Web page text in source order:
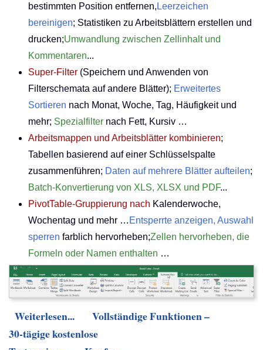
bestimmten Position entfernen, Leerzeichen
bereinigen; Statistiken zu Arbeitsblättern erstellen und
drucken;Umwandlung zwischen Zellinhalt und
Kommentaren...
Super-Filter (Speichern und Anwenden von
Filterschemata auf andere Blätter); Erweitertes
Sortieren nach Monat, Woche, Tag, Häufigkeit und
mehr; Spezialfilter nach Fett, Kursiv …
Arbeitsmappen und Arbeitsblätter kombinieren;
Tabellen basierend auf einer Schlüsselspalte
zusammenführen; Daten auf mehrere Blätter aufteilen;
Batch-Konvertierung von XLS, XLSX und PDF...
PivotTable-Gruppierung nach Kalenderwoche,
Wochentag und mehr … Entsperrte anzeigen, Auswahl
sperren farblich hervorheben;Zellen hervorheben, die
Formeln oder Namen enthalten …
Weiterlesen...
Vollständige Funktionen –
30-tägige kostenlose